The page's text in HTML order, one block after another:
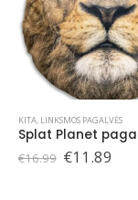
KITA, LINKSMOS PAGALVĖS
€16.99 Original
€11.89